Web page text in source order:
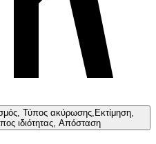
Τύπος ακύρωσης,Εκτίμηση,
ιδιότητας, Απόσταση